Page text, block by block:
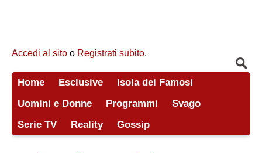
Accedi al sito o Registrati subito.
Home Esclusive
Isola dei Famosi
Uomini e Donne
Programmi
Svago
Serie TV
Reality Gossip